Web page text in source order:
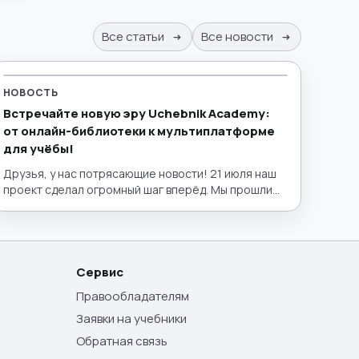
Все статьи Все новости
НОВОСТЬ
Встречайте новую эру Uchebnik Academy:
от онлайн-библиотеки к мультиплатформе
для учёбы!
Друзья, у нас потрясающие новости! 21 июля наш
проект сделал огромный шаг вперёд. Мы прошли
запустив полный интерактивный функционал!
место, где можно бесплатно найти нужный учебник
лаборатория и интерактивный класс в одном окне.
Сервис
Правообладателям
Заявки на учебники
Обратная связь